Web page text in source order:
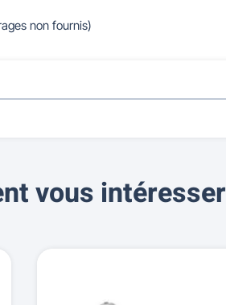
non fournis)
vous intéresser